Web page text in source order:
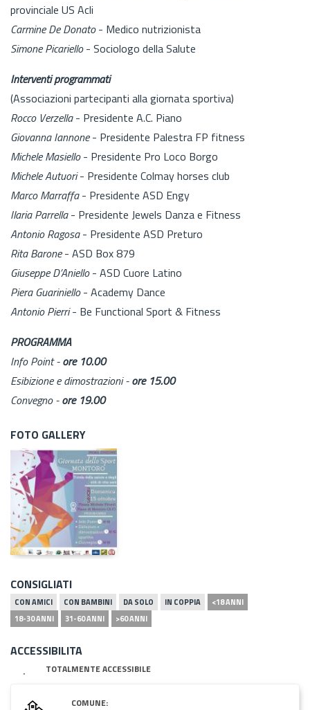
provinciale US Acli
Carmine De Donato- Medico nutrizionista
Simone Picariello- Sociologo della Salute
Interventi programmati
(Associazioni partecipanti alla giornata sportiva)
Rocco Verzella- Presidente A.C. Piano
Giovanna Iannone- Presidente Palestra FP fitness
Michele Masiello- Presidente Pro Loco Borgo
Michele Autuori- Presidente Colmay horses club
Marco Marraffa- Presidente ASD Engy
Ilaria Parrella- Presidente Jewels Danza e Fitness
Antonio Ragosa- Presidente ASD Preturo
Rita Barone- ASD Box 879
Giuseppe D’Aniello- ASD Cuore Latino
Piera Guariniello- Academy Dance
Antonio Pierri- Be Functional Sport & Fitness
PROGRAMMA
Info Point -ore 10.00
Esibizione e dimostrazioni -ore 15.00
Convegno -ore 19.00
FOTO GALLERY
CONSIGLIATI
CON AMICI CON BAMBINI DA SOLO IN COPPIA
<18 ANNI
18-30 ANNI
31-60 ANNI >60 ANNI
ACCESSIBILITA
TOTALMENTE ACCESSIBILE
COMUNE: